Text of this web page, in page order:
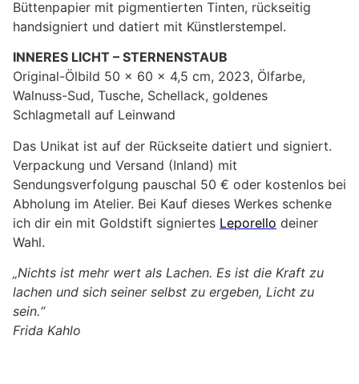
Büttenpapier mit pigmentierten Tinten, rückseitig
handsigniert und datiert mit Künstlerstempel.
INNERES LICHT – STERNENSTAUB
Original-Ölbild 50 x 60 x 4,5 cm, 2023, Ölfarbe,
Walnuss-Sud, Tusche, Schellack, goldenes
Schlagmetall auf Leinwand
Das Unikat ist auf der Rückseite datiert und signiert.
Verpackung und Versand (Inland) mit
Sendungsverfolgung pauschal 50 € oder kostenlos bei
Abholung im Atelier. Bei Kauf dieses Werkes schenke
ich dir ein mit Goldstift signiertes Leporello deiner
Wahl.
„Nichts ist mehr wert als Lachen. Es ist die Kraft zu
lachen und sich seiner selbst zu ergeben, Licht zu
sein.“
Frida Kahlo